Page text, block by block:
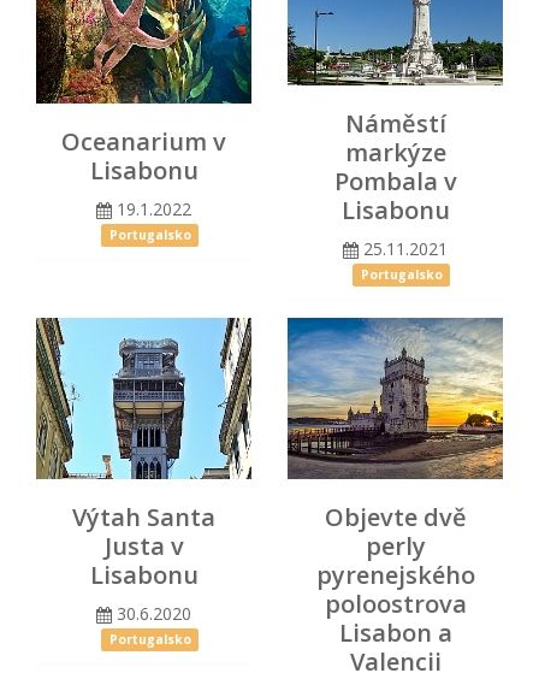
Oceanarium v
Lisabonu
19.1.2022
Portugalsko
Náměstí
markýze
Pombala v
Lisabonu
25.11.2021
Portugalsko
Výtah Santa
Justa v
Lisabonu
30.6.2020
Portugalsko
Objevte dvě
perly
pyrenejského
poloostrova
Lisabon a
Valencii